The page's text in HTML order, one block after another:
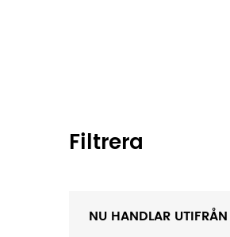
Filtrera
NU HANDLAR UTIFRÅN